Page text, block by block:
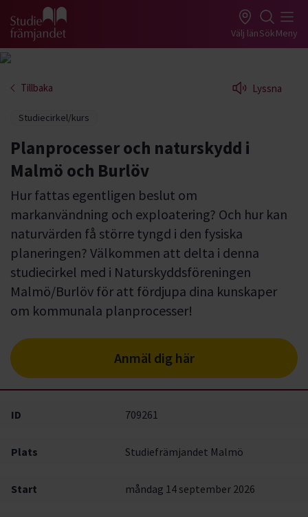
Gå till studiefrämjandets startsida Välj länSökMeny
Tillbaka Lyssna
Studiecirkel/kurs
Planprocesser och naturskydd i
Malmö och Burlöv
Hur fattas egentligen beslut om
markanvändning och exploatering? Och hur kan
naturvärden få större tyngd i den fysiska
planeringen? Välkommen att delta i denna
studiecirkel med i Naturskyddsföreningen
Malmö/Burlöv för att fördjupa dina kunskaper
om kommunala planprocesser!
Anmäl dig här
ID 709261
Plats Studiefrämjandet Malmö
Start måndag 14 september 2026